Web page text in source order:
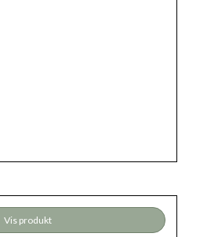
Vis produkt